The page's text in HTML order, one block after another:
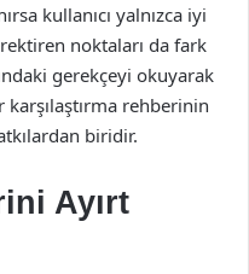
kullanıcı yalnızca iyi
noktaları da fark
gerekçeyi okuyarak
karşılaştırma rehberinin
biridir.
Ayırt